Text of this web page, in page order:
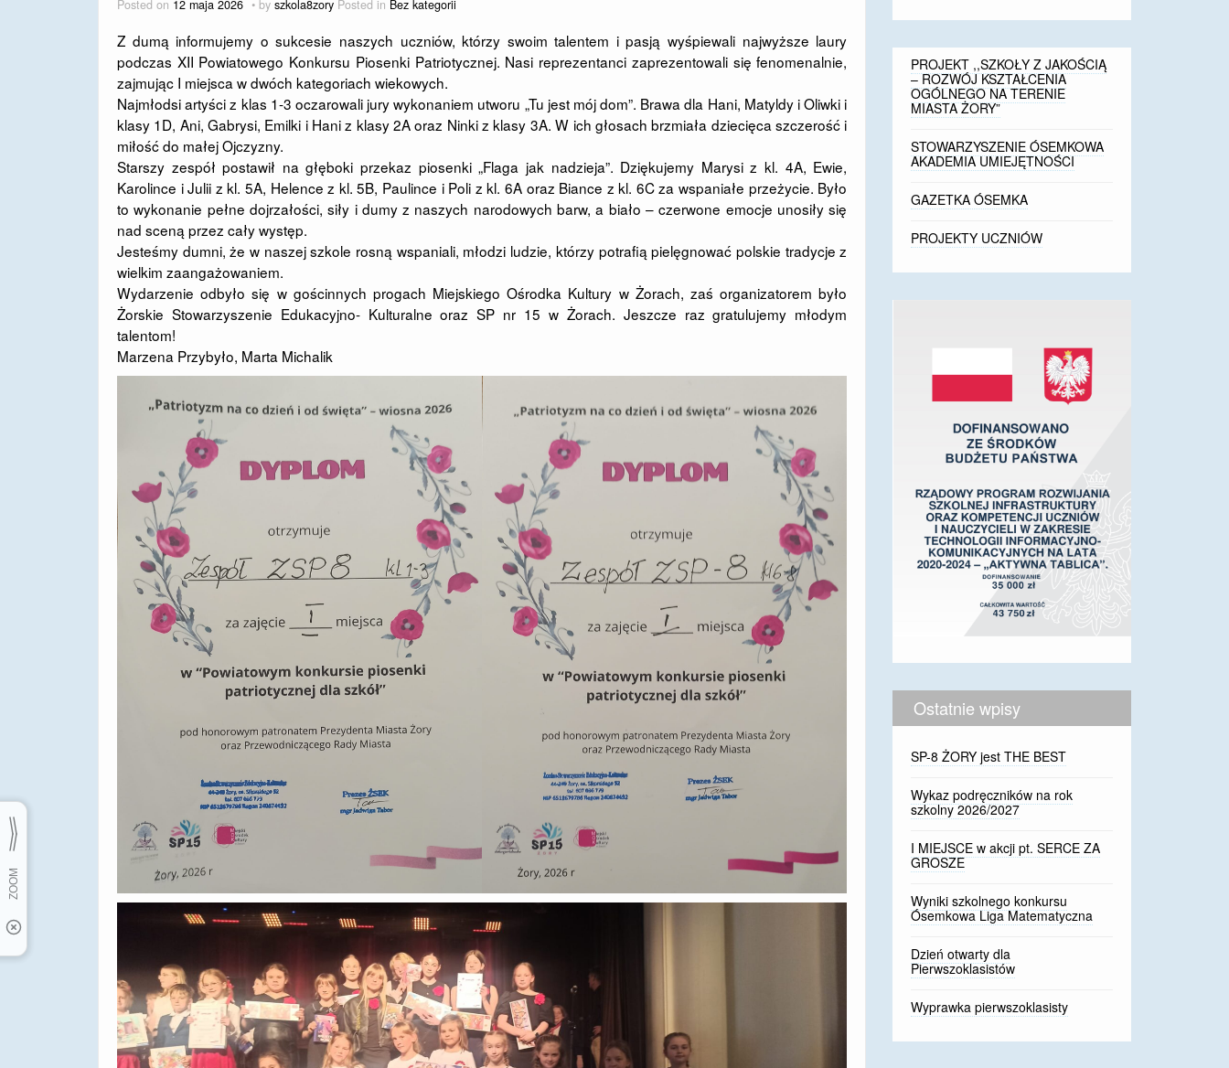
Posted on 12 maja 2026 by szkola8zory Posted in Bez kategorii
Z dumą informujemy o sukcesie naszych uczniów, którzy swoim talentem i pasją wyśpiewali najwyższe laury
podczas XII Powiatowego Konkursu Piosenki Patriotycznej. Nasi reprezentanci zaprezentowali się fenomenalnie,
zajmując I miejsca w dwóch kategoriach wiekowych.
Najmłodsi artyści z klas 1-3 oczarowali jury wykonaniem utworu „Tu jest mój dom”. Brawa dla Hani, Matyldy i Oliwki i
klasy 1D, Ani, Gabrysi, Emilki i Hani z klasy 2A oraz Ninki z klasy 3A. W ich głosach brzmiała dziecięca szczerość i
miłość do małej Ojczyzny.
Starszy zespół postawił na głęboki przekaz piosenki „Flaga jak nadzieja”. Dziękujemy Marysi z kl. 4A, Ewie,
Karolince i Julii z kl. 5A, Helence z kl. 5B, Paulince i Poli z kl. 6A oraz Biance z kl. 6C za wspaniałe przeżycie. Było
to wykonanie pełne dojrzałości, siły i dumy z naszych narodowych barw, a biało – czerwone emocje unosiły się
nad sceną przez cały występ.
Jesteśmy dumni, że w naszej szkole rosną wspaniali, młodzi ludzie, którzy potrafią pielęgnować polskie tradycje z
wielkim zaangażowaniem.
Wydarzenie odbyło się w gościnnych progach Miejskiego Ośrodka Kultury w Żorach, zaś organizatorem było
Żorskie Stowarzyszenie Edukacyjno- Kulturalne oraz SP nr 15 w Żorach. Jeszcze raz gratulujemy młodym
talentom!
Marzena Przybyło, Marta Michalik
PROJEKT ,,SZKOŁY Z JAKOŚCIĄ
– ROZWÓJ KSZTAŁCENIA
OGÓLNEGO NA TERENIE
MIASTA ŻORY”
STOWARZYSZENIE ÓSEMKOWA
AKADEMIA UMIEJĘTNOŚCI
GAZETKA ÓSEMKA
PROJEKTY UCZNIÓW
Ostatnie wpisy
SP-8 ŻORY jest THE BEST
Wykaz podręczników na rok
szkolny 2026/2027
I MIEJSCE w akcji pt. SERCE ZA
GROSZE
Wyniki szkolnego konkursu
Ósemkowa Liga Matematyczna
Dzień otwarty dla
Pierwszoklasistów
Wyprawka pierwszoklasisty